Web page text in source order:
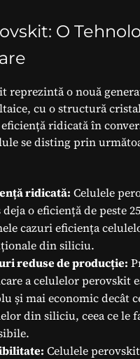
O
reprezintă o nouă
cu o structură
ridicată în
se disting prin
ridicată: Celulele
o eficiență de peste
cazuri eficiența
din siliciu.
reduse de producție:
a celulelor perovskit
și mai economic decât
din siliciu, ceea ce le
Celulele